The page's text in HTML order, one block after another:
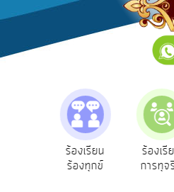
เปิด
ข้อมูล
สาธารณะ
ร้องเรียน
ร้องทุกข์
ร้องเรี
การทุจ